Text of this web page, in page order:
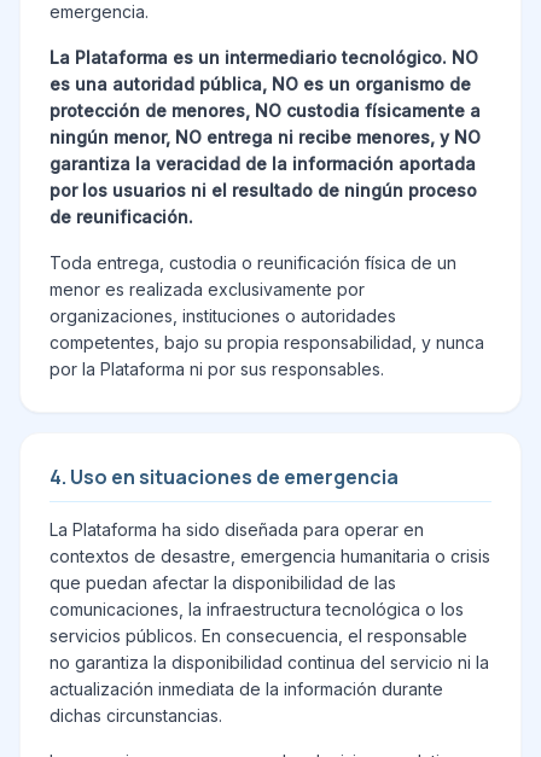
emergencia.
La Plataforma es un intermediario tecnológico. NO
es una autoridad pública, NO es un organismo de
protección de menores, NO custodia físicamente a
ningún menor, NO entrega ni recibe menores, y NO
garantiza la veracidad de la información aportada
por los usuarios ni el resultado de ningún proceso
de reunificación.
Toda entrega, custodia o reunificación física de un
menor es realizada exclusivamente por
organizaciones, instituciones o autoridades
competentes, bajo su propia responsabilidad, y nunca
por la Plataforma ni por sus responsables.
4. Uso en situaciones de emergencia
La Plataforma ha sido diseñada para operar en
contextos de desastre, emergencia humanitaria o crisis
que puedan afectar la disponibilidad de las
comunicaciones, la infraestructura tecnológica o los
servicios públicos. En consecuencia, el responsable
no garantiza la disponibilidad continua del servicio ni la
actualización inmediata de la información durante
dichas circunstancias.